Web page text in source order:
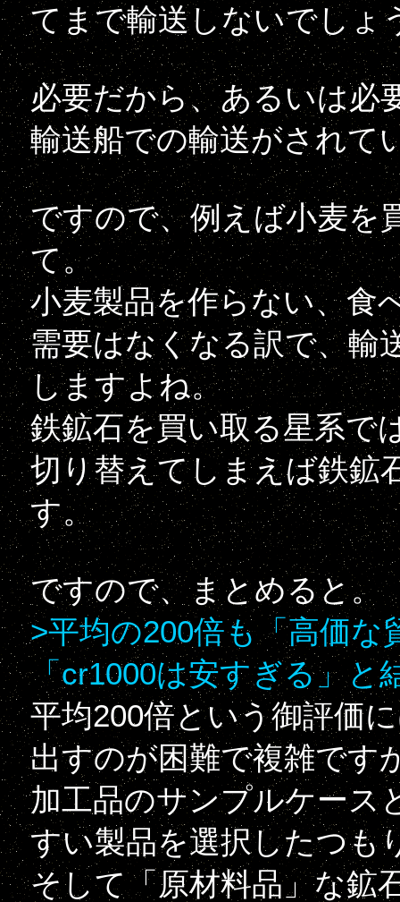
てまで輸送しないでしょ
必要だから、あるいは必
輸送船での輸送がされて
ですので、例えば小麦を
て。
小麦製品を作らない、食
需要はなくなる訳で、輸
しますよね。
鉄鉱石を買い取る星系で
切り替えてしまえば鉄鉱
す。
ですので、まとめると。
>平均の200倍も「高価
「cr1000は安すぎる」と
平均200倍という御評価
出すのが困難で複雑です
加工品のサンプルケース
すい製品を選択したつも
そして「原材料品」な鉱